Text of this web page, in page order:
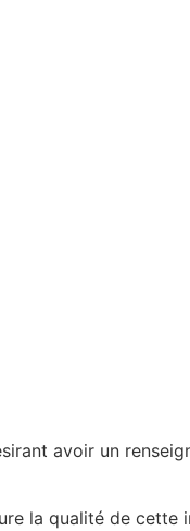
avoir un
la qualité de cette